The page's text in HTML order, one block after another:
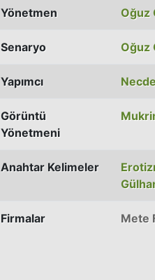
Yönetmen Oğuz
Senaryo Oğuz
Yapımcı
Görüntü
Yönetmeni
Anahtar Kelimeler
Firmalar Mete